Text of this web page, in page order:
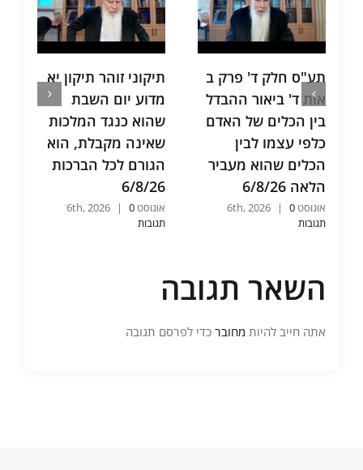
תע"ס חלק ד' פרק ב
אות ד' ביאור ההבדל
בין הכלים של האדם
כלפי עצמו לבין
הכלים שהוא מעביר
הלאה 6/8/26
אוגוסט 6th, 2026 |
0
תגובות
תיקוני זוהר תיקון יא
מדוע יום השבת
שהוא כנגד המלכות
שאינה מקבלת, הוא
הגורם לכל הברכות
6/8/26
אוגוסט 6th, 2026 |
0
תגובות
השאר תגובה
אתה חייב להיות מחובר כדי לפרסם תגובה